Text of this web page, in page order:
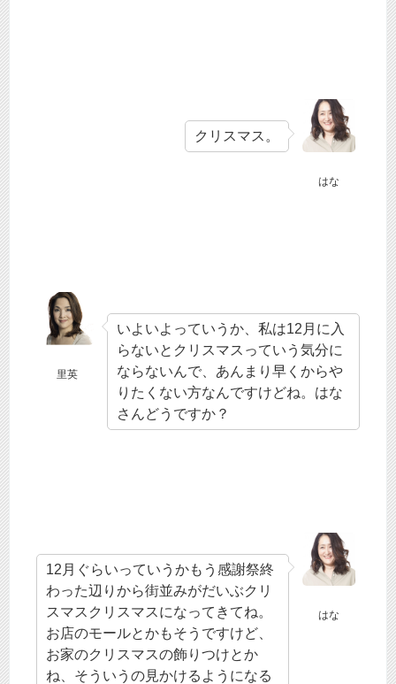
はな
クリスマス。
里英
いよいよっていうか、私は12月に入
らないとクリスマスっていう気分に
ならないんで、あんまり早くからや
りたくない方なんですけどね。はな
さんどうですか？
はな
12月ぐらいっていうかもう感謝祭終
わった辺りから街並みがだいぶクリ
スマスクリスマスになってきてね。
お店のモールとかもそうですけど、
お家のクリスマスの飾りつけとか
ね、そういうの見かけるようになる